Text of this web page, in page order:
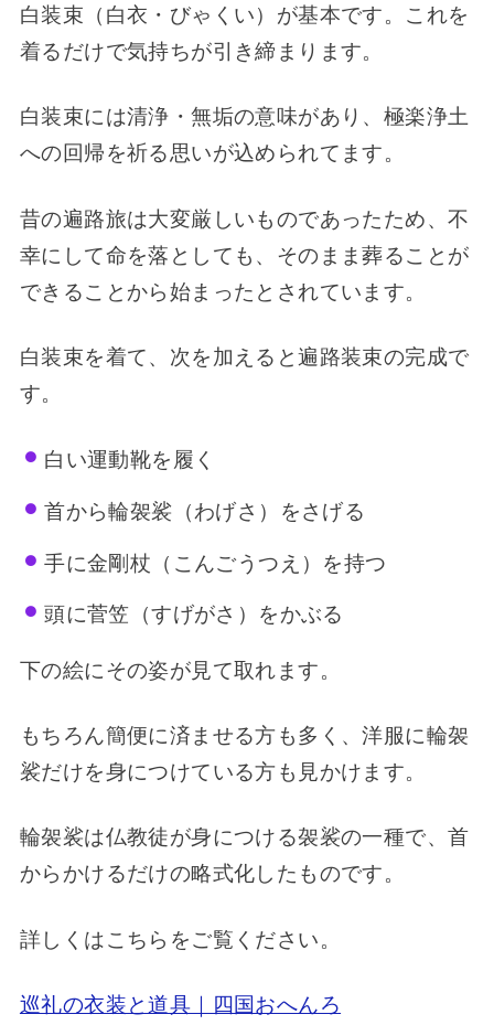
白装束（白衣・びゃくい）が基本です。これを
着るだけで気持ちが引き締まります。
白装束には清浄・無垢の意味があり、極楽浄土
への回帰を祈る思いが込められてます。
昔の遍路旅は大変厳しいものであったため、不
幸にして命を落としても、そのまま葬ることが
できることから始まったとされています。
白装束を着て、次を加えると遍路装束の完成で
す。
白い運動靴を履く
首から輪袈裟（わげさ）をさげる
手に金剛杖（こんごうつえ）を持つ
頭に菅笠（すげがさ）をかぶる
下の絵にその姿が見て取れます。
もちろん簡便に済ませる方も多く、洋服に輪袈
裟だけを身につけている方も見かけます。
輪袈裟は仏教徒が身につける袈裟の一種で、首
からかけるだけの略式化したものです。
詳しくはこちらをご覧ください。
巡礼の衣装と道具｜四国おへんろ